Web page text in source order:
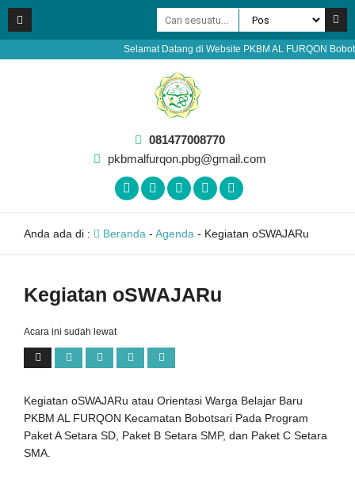
Selamat Datang di Website PKBM AL FURQON
081477008770
pkbmalfurqon.pbg@gmail.com
Anda ada di : Beranda - Agenda - Kegiatan oSWAJARu
Kegiatan oSWAJARu
Acara ini sudah lewat
Kegiatan oSWAJARu atau Orientasi Warga Belajar Baru
PKBM AL FURQON Kecamatan Bobotsari Pada Program
Paket A Setara SD, Paket B Setara SMP, dan Paket C Setara
SMA.